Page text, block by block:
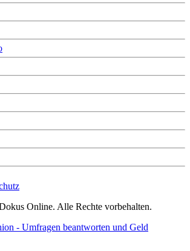
Online. Alle Rechte vorbehalten.